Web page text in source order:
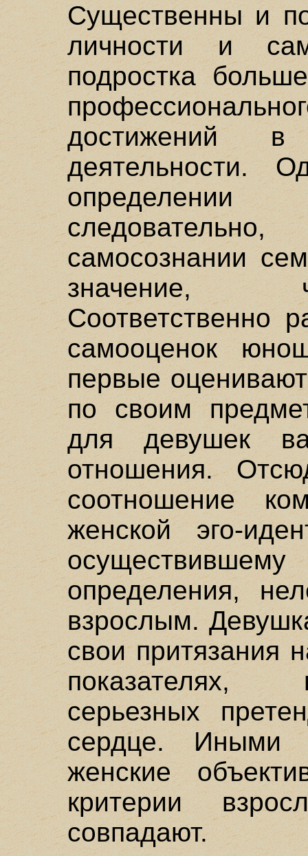
Существенны и
личности и
подростка
достижений
деятельности.
определении
самосознании
значение,
Соответственно
самооценок
первые
по своим
для девушек
отношения.
соотношение
женской эго-
определения,
взрослым.
свои притязания
показателях,
серьезных
сердце. Иными
женские
критерии
совпадают.